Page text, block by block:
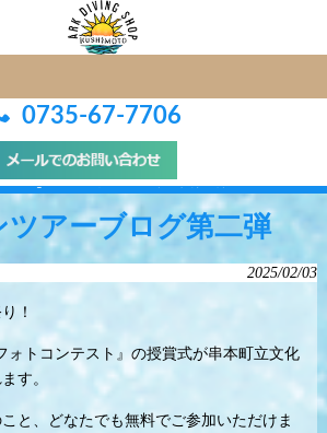
0735-67-7706
> Blog > シミランツアーブログ第二弾
ツアーブログ第二弾
2025/02/03
！
ォトコンテスト』の授賞式が串本町立文化
す。
と、どなたでも無料でご参加いただけま